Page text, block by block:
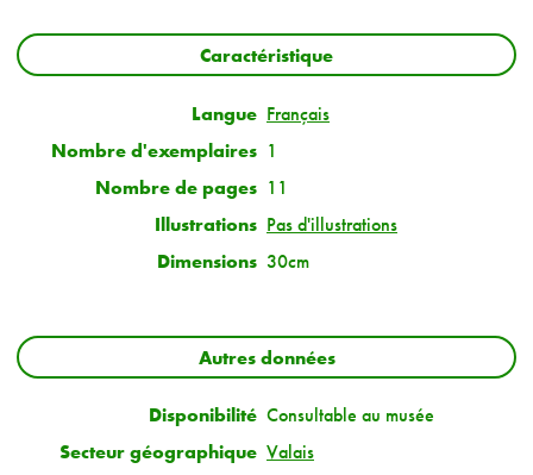
Caractéristique
Langue Français
Nombre d'exemplaires 1
Nombre de pages 11
Illustrations Pas d'illustrations
Dimensions 30cm
Autres données
Disponibilité Consultable au musée
Secteur géographique Valais